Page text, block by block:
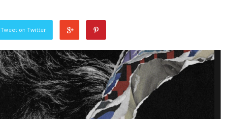
Tweet on Twitter